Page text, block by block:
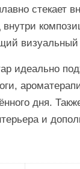
стекает
внутри
идеально
дня.
и